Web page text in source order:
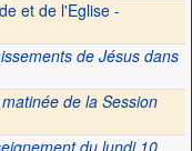
et de l'Eglise -
de Jésus dans
de la Session
du lundi 10